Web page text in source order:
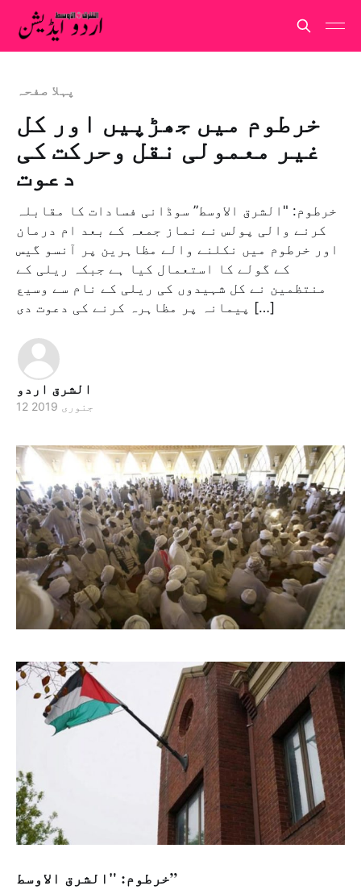
پہلا صفحہ
خرطوم میں جھڑپیں اور کل
غیر معمولی نقل وحرکت کی
دعوت
خرطوم: "الشرق الاوسط” سوڈانی فسادات کا مقابلہ
کرنے والی پولس نے نماز جمعہ کے بعد ام درمان
اور خرطوم میں نکلنے والے مظاہرین پر آنسو گیس
کے گولے کا استعمال کیا ہے جبکہ ریلی کے
منتظمین نے کل شہیدوں کی ریلی کے نام سے وسیع
پیمانہ پر مظاہرہ کرنے کی دعوت دی […]
الشرق اردو
12 جنوری 2019
خرطوم: "الشرق الاوسط”